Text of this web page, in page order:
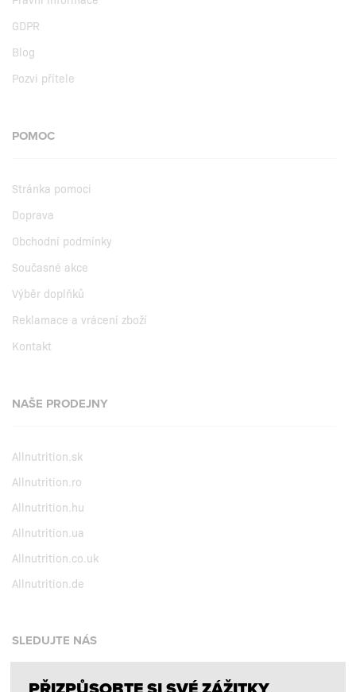
GDPR
Blog
Pozvi přítele
POMOC
Stránka pomoci
Doprava
Obchodní podmínky
Současné akce
Výběr doplňků
Reklamace a vrácení zboží
Kontakt
NAŠE PRODEJNY
Allnutrition.sk
Allnutrition.ro
Allnutrition.hu
Allnutrition.ua
Allnutrition.co.uk
Allnutrition.de
SLEDUJTE NÁS